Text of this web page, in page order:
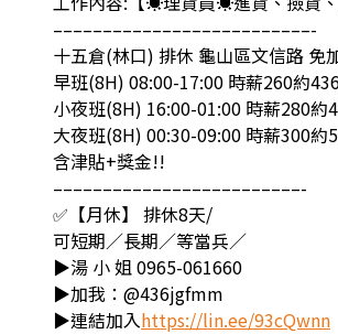
––––––––––––––––––––––––––-
十五倉(林口) 排休 龜山區文信路 免
早班(8H) 08:00-17:00 時薪260約
小夜班(8H) 16:00-01:00 時薪280約
大夜班(8H) 00:30-09:00 時薪300約
含津貼+獎金!!
–––––––––––––––––––––––––-
✅【月休】 排休8天/
可短期／長期／等當兵／
▶湯 小 姐 0965-061660
▶加我：@436jgfmm
▶連結加入https://lin.ee/93cQwnn